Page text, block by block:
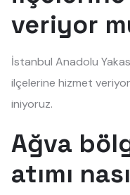
veriyor
İstanbul Anadolu
ilçelerine hizmet
iniyoruz.
Ağva
atımı